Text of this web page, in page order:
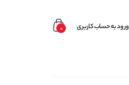
ورود به حساب کاربری 0